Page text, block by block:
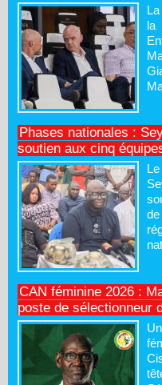
la
Phases nationales :
soutien aux cinq
CAN féminine 2026 :
poste de sélectionneur